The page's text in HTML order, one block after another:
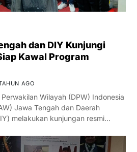
dan DIY Kunjungi
Kawal Program
AGO
Wilayah (DPW) Indonesia
Jawa Tengah dan Daerah
melakukan kunjungan resmi…